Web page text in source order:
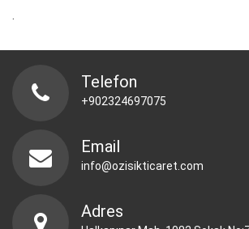
.
Telefon
+902324697075
Email
info@ozisikticaret.com
Adres